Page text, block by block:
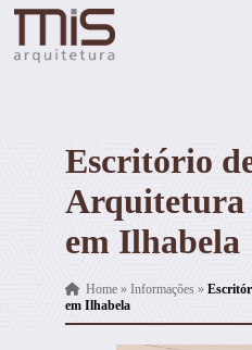
Escritório
Arquitetura
em Ilhabela
Home» Informações »
em Ilhabela